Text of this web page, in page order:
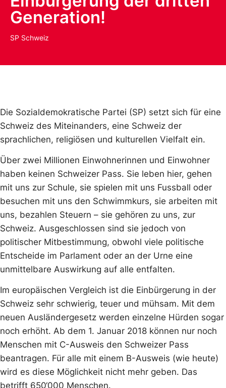
Generation!
SP Schweiz
Die Sozialdemokratische Partei (SP) setzt sich für eine
Schweiz des Miteinanders, eine Schweiz der
sprachlichen, religiösen und kulturellen Vielfalt ein.
Über zwei Millionen Einwohnerinnen und Einwohner
haben keinen Schweizer Pass. Sie leben hier, gehen
mit uns zur Schule, sie spielen mit uns Fussball oder
besuchen mit uns den Schwimmkurs, sie arbeiten mit
uns, bezahlen Steuern – sie gehören zu uns, zur
Schweiz. Ausgeschlossen sind sie jedoch von
politischer Mitbestimmung, obwohl viele politische
Entscheide im Parlament oder an der Urne eine
unmittelbare Auswirkung auf alle entfalten.
Im europäischen Vergleich ist die Einbürgerung in der
Schweiz sehr schwierig, teuer und mühsam. Mit dem
neuen Ausländergesetz werden einzelne Hürden sogar
noch erhöht. Ab dem 1. Januar 2018 können nur noch
Menschen mit C-Ausweis den Schweizer Pass
beantragen. Für alle mit einem B-Ausweis (wie heute)
wird es diese Möglichkeit nicht mehr geben. Das
betrifft 650‘000 Menschen.